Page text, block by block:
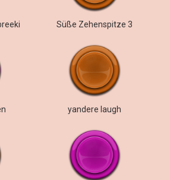
Süße Zehenspitze 3
yandere laugh